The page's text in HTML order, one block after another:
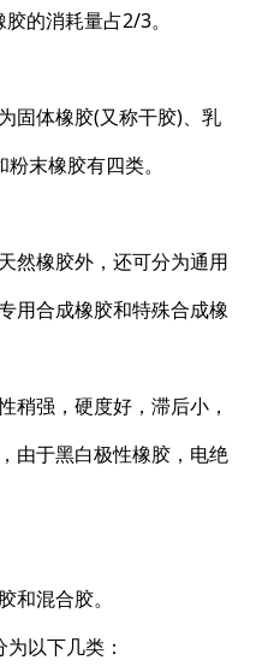
的消耗量占2/3。
固体橡胶(又称干胶)、乳
末橡胶有四类。
然橡胶外，还可分为通用
用合成橡胶和特殊合成橡
稍强，硬度好，滞后小，
由于黑白极性橡胶，电绝
和混合胶。
以下几类：